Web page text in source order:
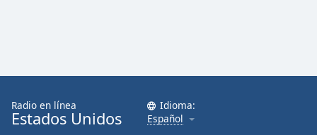
Done
Modal
Dialog
End
Radio en línea
Estados Unidos
Idioma:
Español